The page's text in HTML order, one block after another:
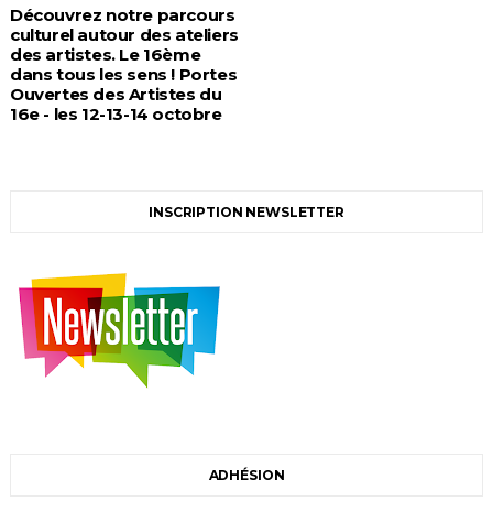
Découvrez notre parcours
culturel autour des ateliers
des artistes. Le 16ème
dans tous les sens ! Portes
Ouvertes des Artistes du
16e - les 12-13-14 octobre
INSCRIPTION NEWSLETTER
ADHÉSION